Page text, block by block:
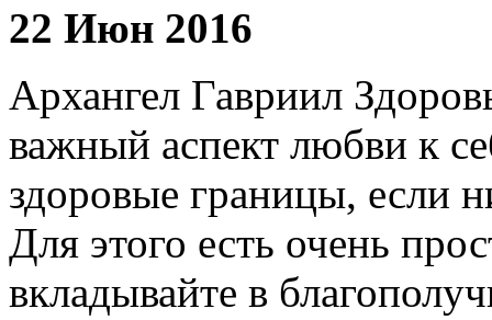
22 Июн 2016
Архангел Гавриил
важный аспект любви к
здоровые границы, если
Для этого есть очень
вкладывайте в